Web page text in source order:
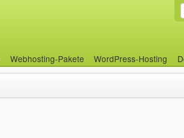
Webhosting-Pakete WordPress-Hosting